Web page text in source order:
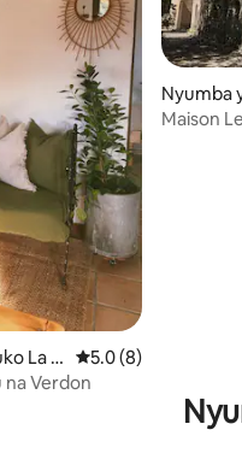
La B
Ukadiriaji wa
5.0 (8)
Verdon
Nyumba
Maison